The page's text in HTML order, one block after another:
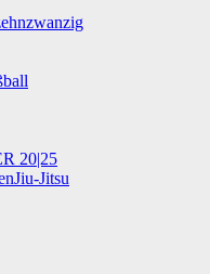
20|25
Jiu-Jitsu